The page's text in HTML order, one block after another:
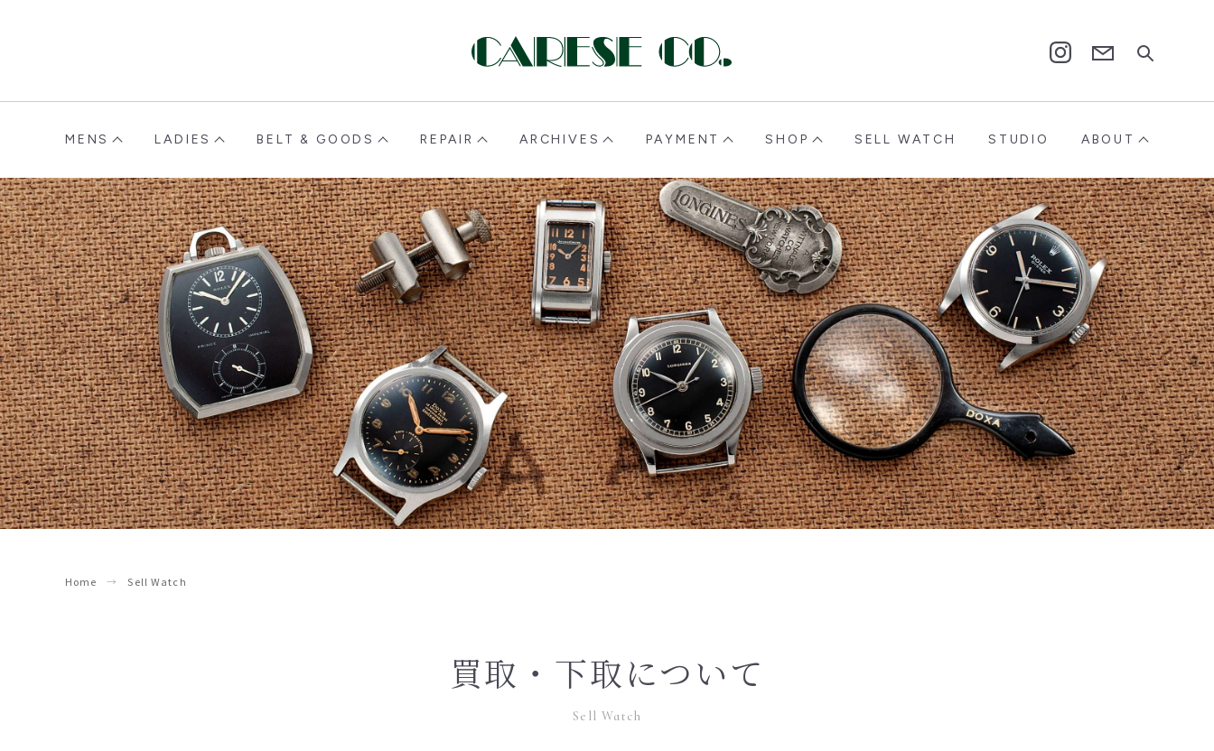
MENS LADIES BELT & GOODS REPAIR ARCHIVES PAYMENT SHOP SELL WATCH STUDIO ABOUT
Home Sell Watch
買取・下取について
Sell Watch